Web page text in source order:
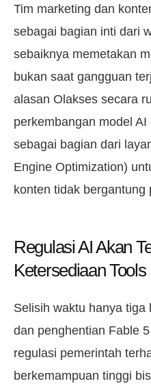
Tim marketing dan
sebagai bagian inti dari
sebaiknya memetakan
bukan saat gangguan
alasan Olakses secara
perkembangan model
sebagai bagian dari
Engine Optimization)
konten tidak bergantung
Regulasi AI Akan
Ketersediaan Tools
Selisih waktu hanya tiga
dan penghentian Fable
regulasi pemerintah
berkemampuan tinggi